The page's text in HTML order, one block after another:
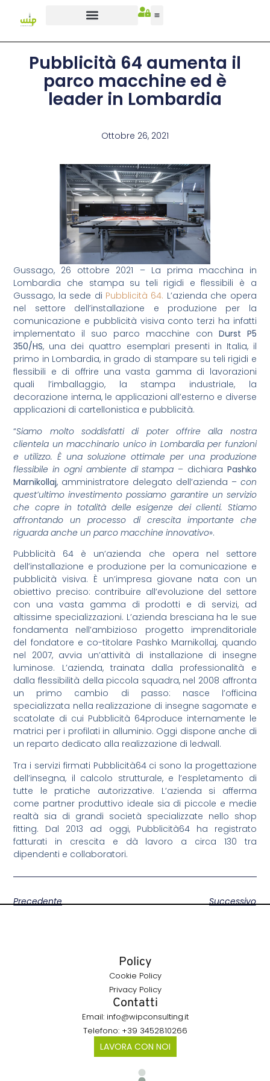
Pubblicità 64 aumenta il
parco macchine ed è
leader in Lombardia
Ottobre 26, 2021
Gussago, 26 ottobre 2021 – La prima macchina in
Lombardia che stampa su teli rigidi e flessibili è a
Gussago, la sede di Pubblicità 64. L’azienda che opera
nel settore dell’installazione e produzione per la
comunicazione e pubblicità visiva conto terzi ha infatti
implementato il suo parco macchine con Durst P5
350/HS, una dei quattro esemplari presenti in Italia, il
primo in Lombardia, in grado di stampare su teli rigidi e
flessibili e di offrire una vasta gamma di lavorazioni
quali l’imballaggio, la stampa industriale, la
decorazione interna, le applicazioni all’esterno e diverse
applicazioni di cartellonistica e pubblicità.
“Siamo molto soddisfatti di poter offrire alla nostra
clientela un macchinario unico in Lombardia per funzioni
e utilizzo. È una soluzione ottimale per una produzione
flessibile in ogni ambiente di stampa – dichiara Pashko
Marnikollaj, amministratore delegato dell’azienda – con
quest’ultimo investimento possiamo garantire un servizio
che copre in totalità delle esigenze dei clienti. Stiamo
affrontando un processo di crescita importante che
riguarda anche un parco macchine innovativo».
Pubblicità 64 è un’azienda che opera nel settore
dell’installazione e produzione per la comunicazione e
pubblicità visiva. È un’impresa giovane nata con un
obiettivo preciso: contribuire all’evoluzione del settore
con una vasta gamma di prodotti e di servizi, ad
altissime specializzazioni. L’azienda bresciana ha le sue
fondamenta nell’ambizioso progetto imprenditoriale
del fondatore e co-titolare Pashko Marnikollaj, quando
nel 2007, avvia un’attività di installazione di insegne
luminose. L’azienda, trainata dalla professionalità e
dalla flessibilità della piccola squadra, nel 2008 affronta
un primo cambio di passo: nasce l’officina
specializzata nella realizzazione di insegne sagomate e
scatolate di cui Pubblicità 64produce internamente le
matrici per i profilati in alluminio. Oggi dispone anche di
un reparto dedicato alla realizzazione di ledwall.
Tra i servizi firmati Pubblicità64 ci sono la progettazione
dell’insegna, il calcolo strutturale, e l’espletamento di
tutte le pratiche autorizzative. L’azienda si afferma
come partner produttivo ideale sia di piccole e medie
realtà sia di grandi società specializzate nello shop
fitting. Dal 2013 ad oggi, Pubblicità64 ha registrato
fatturati in crescita e dà lavoro a circa 130 tra
dipendenti e collaboratori.
Precedente Successivo
Policy
Cookie Policy
Privacy Policy
Contatti
Email: info@wipconsulting.it
Telefono: +39 3452810266
LAVORA CON NOI